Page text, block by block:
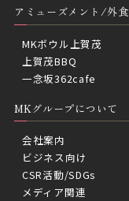
アミューズメント/外食
MKボウル上賀茂
上賀茂BBQ
一念坂362cafe
MKグループについて
会社案内
ビジネス向け
CSR活動/SDGs
メディア関連